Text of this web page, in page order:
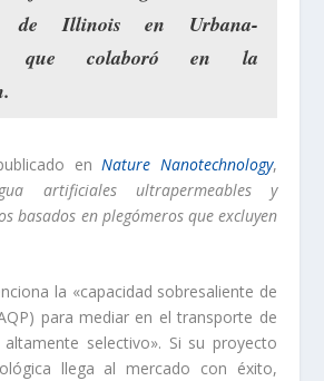
de Illinois en Urbana-
que colaboró en la
enNature Nanotechnology,
artificiales ultrapermeables y
basados en plegómeros que excluyen
la «capacidad sobresaliente de
para mediar en el transporte de
selectivo». Si su proyecto
llega al mercado con éxito,